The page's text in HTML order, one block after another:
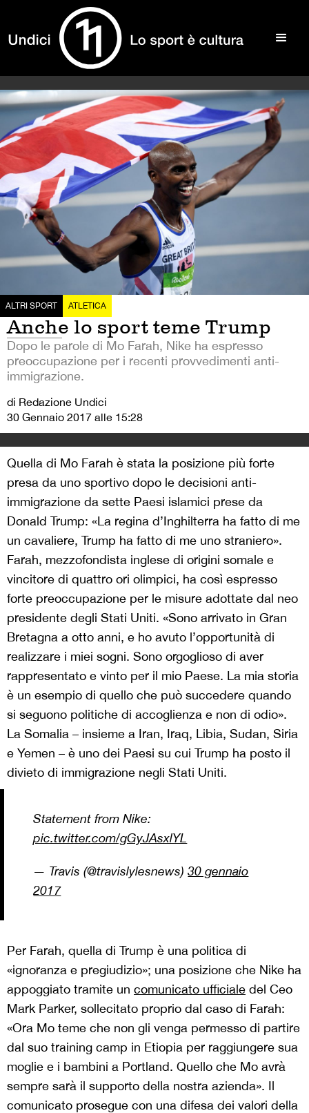
ALTRI SPORT ATLETICA
Anche lo sport teme Trump
Dopo le parole di Mo Farah, Nike ha espresso
preoccupazione per i recenti provvedimenti anti-
immigrazione.
di Redazione Undici
30 Gennaio 2017 alle 15:28
Quella di Mo Farah è stata la posizione più forte
presa da uno sportivo dopo le decisioni anti-
immigrazione da sette Paesi islamici prese da
Donald Trump: «La regina d’Inghilterra ha fatto di me
un cavaliere, Trump ha fatto di me uno straniero».
Farah, mezzofondista inglese di origini somale e
vincitore di quattro ori olimpici, ha così espresso
forte preoccupazione per le misure adottate dal neo
presidente degli Stati Uniti. «Sono arrivato in Gran
Bretagna a otto anni, e ho avuto l’opportunità di
realizzare i miei sogni. Sono orgoglioso di aver
rappresentato e vinto per il mio Paese. La mia storia
è un esempio di quello che può succedere quando
si seguono politiche di accoglienza e non di odio».
La Somalia – insieme a Iran, Iraq, Libia, Sudan, Siria
e Yemen – è uno dei Paesi su cui Trump ha posto il
divieto di immigrazione negli Stati Uniti.
Statement from Nike:
pic.twitter.com/gGyJAsxlYL
— Travis (@travislylesnews)30 gennaio
2017
Per Farah, quella di Trump è una politica di
«ignoranza e pregiudizio»; una posizione che Nike ha
appoggiato tramite un comunicato ufficiale del Ceo
Mark Parker, sollecitato proprio dal caso di Farah:
«Ora Mo teme che non gli venga permesso di partire
dal suo training camp in Etiopia per raggiungere sua
moglie e i bambini a Portland. Quello che Mo avrà
sempre sarà il supporto della nostra azienda». Il
comunicato prosegue con una difesa dei valori della